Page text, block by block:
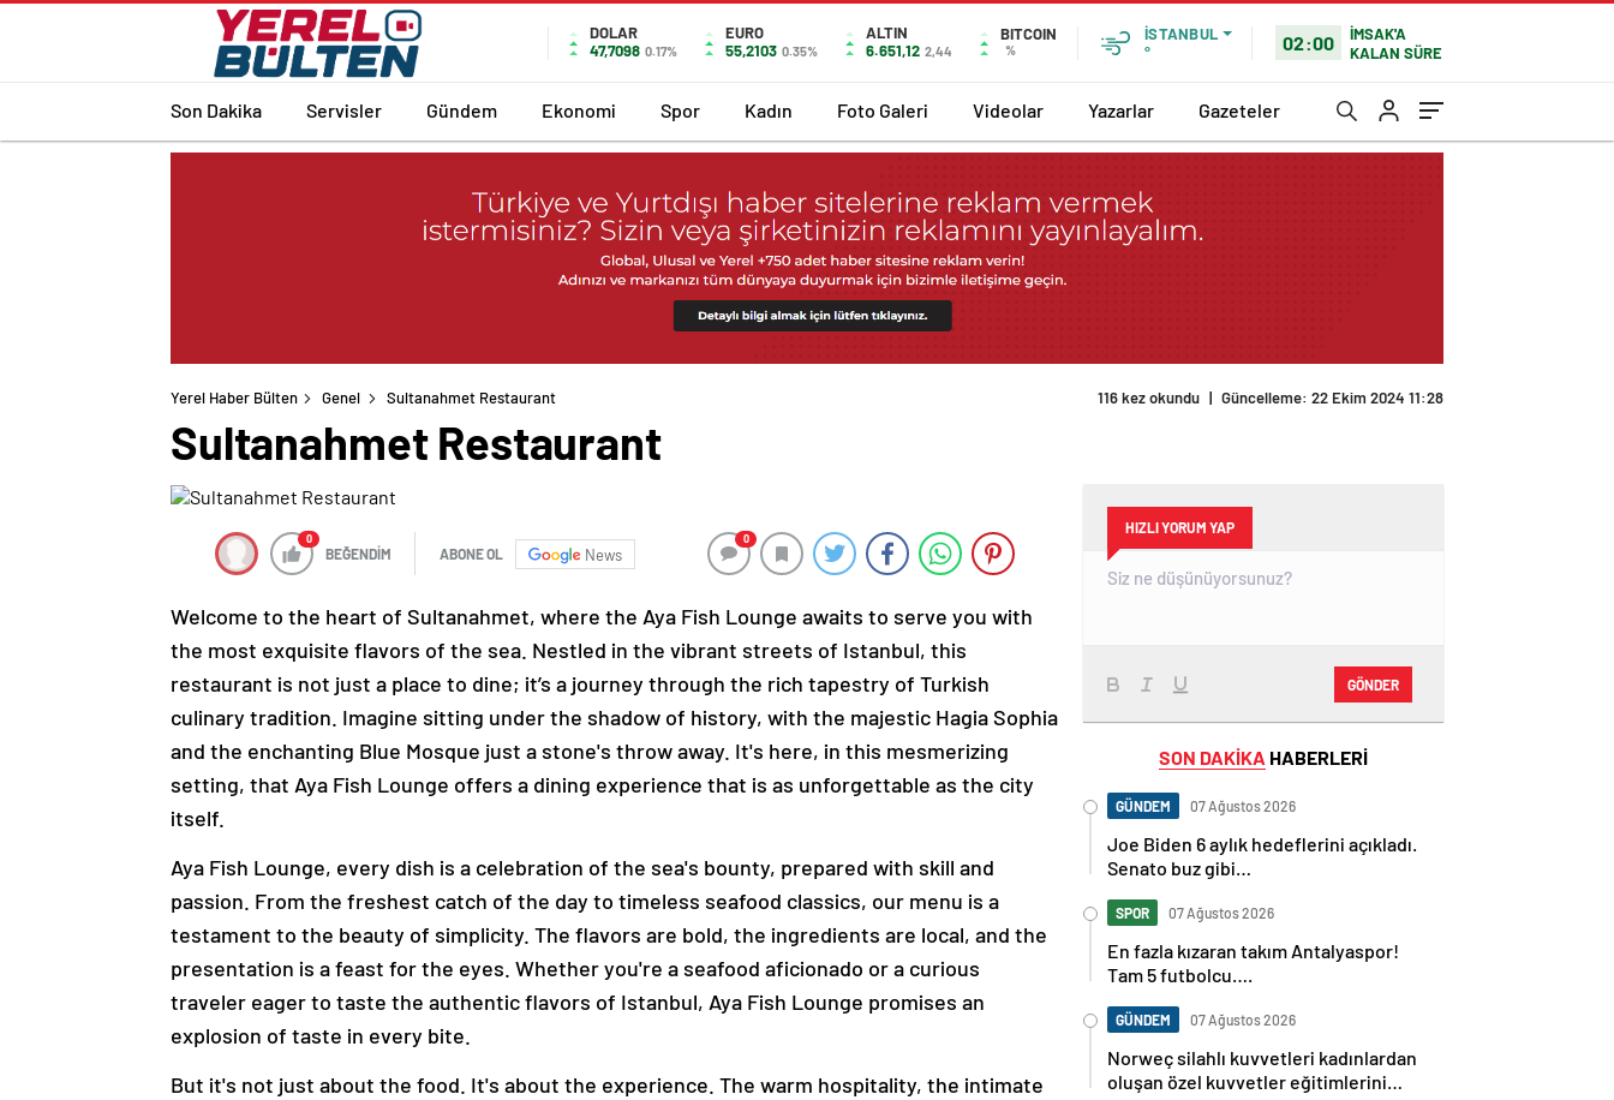
DOLAR
47,7098 0.17%
EURO
55,2103 0.35%
ALTIN
6.651,12 2,44
BITCOIN
%
İSTANBUL
°
02:00
İMSAK'A
KALAN SÜRE
Son Dakika Servisler Gündem Ekonomi Spor Kadın Foto Galeri Videolar Yazarlar Gazeteler
Yerel Haber Bülten Genel Sultanahmet Restaurant 116 kez okundu | Güncelleme: 22 Ekim 2024 11:28
Sultanahmet Restaurant
0
BEĞENDİM ABONE OL News
0
Welcome to the heart of Sultanahmet, where the Aya Fish Lounge awaits to serve you with
the most exquisite flavors of the sea. Nestled in the vibrant streets of Istanbul, this
restaurant is not just a place to dine; it’s a journey through the rich tapestry of Turkish
culinary tradition. Imagine sitting under the shadow of history, with the majestic Hagia Sophia
and the enchanting Blue Mosque just a stone's throw away. It's here, in this mesmerizing
setting, that Aya Fish Lounge offers a dining experience that is as unforgettable as the city
itself.
Aya Fish Lounge, every dish is a celebration of the sea's bounty, prepared with skill and
passion. From the freshest catch of the day to timeless seafood classics, our menu is a
testament to the beauty of simplicity. The flavors are bold, the ingredients are local, and the
presentation is a feast for the eyes. Whether you're a seafood aficionado or a curious
traveler eager to taste the authentic flavors of Istanbul, Aya Fish Lounge promises an
explosion of taste in every bite.
But it's not just about the food. It's about the experience. The warm hospitality, the intimate
HIZLI YORUM YAP
GÖNDER
SON DAKİKA HABERLERİ
GÜNDEM 07 Ağustos 2026
Joe Biden 6 aylık hedeflerini açıkladı.
Senato buz gibi…
SPOR 07 Ağustos 2026
En fazla kızaran takım Antalyaspor!
Tam 5 futbolcu….
GÜNDEM 07 Ağustos 2026
Norweç silahlı kuvvetleri kadınlardan
oluşan özel kuvvetler eğitimlerini